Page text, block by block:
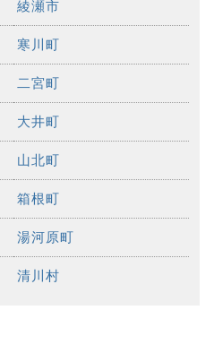
綾瀬市
寒川町
二宮町
大井町
山北町
箱根町
湯河原町
清川村